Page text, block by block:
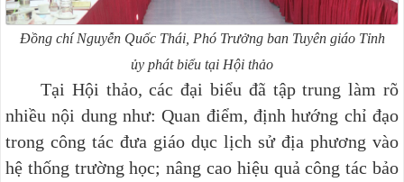
Đồng chí Nguyễn Quốc Thái, Phó Trưởng ban Tuyên giáo Tỉnh
ủy phát biểu tại Hội thảo
Tại Hội thảo, các đại biểu đã tập trung làm rõ
nhiều nội dung như: Quan điểm, định hướng chỉ đạo
trong công tác đưa giáo dục lịch sử địa phương vào
hệ thống trường học; nâng cao hiệu quả công tác bảo